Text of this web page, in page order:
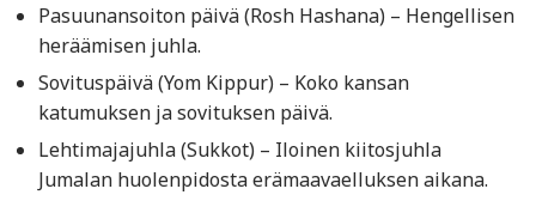
Pasuunansoiton päivä (Rosh Hashana) – Hengellisen
heräämisen juhla.
Sovituspäivä (Yom Kippur) – Koko kansan
katumuksen ja sovituksen päivä.
Lehtimajajuhla (Sukkot) – Iloinen kiitosjuhla
Jumalan huolenpidosta erämaavaelluksen aikana.